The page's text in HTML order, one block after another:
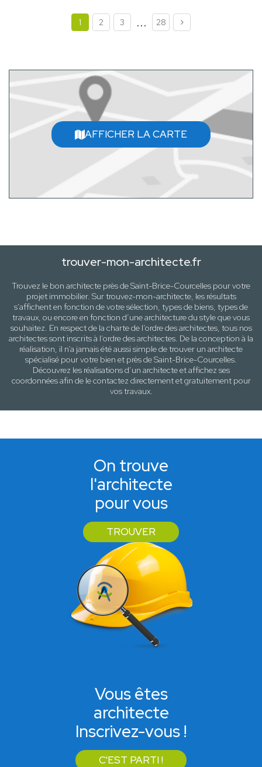
1 2 3 ... 28
AFFICHER LA CARTE
trouver-mon-architecte.fr
Trouvez le bon architecte près deSaint-Brice-Courcelles pour votre
projet immobilier. Sur trouvez-mon-architecte, les résultats
s’affichent en fonction de votre sélection, types de biens, types de
travaux, ou encore en fonction d’une architecturedu style que vous
souhaitez. En respect de la charte de l’ordre des architectes, tous nos
architectes sont inscrits à l’ordre des architectes. De la conception à la
réalisation, il n’a jamais été aussi simple de trouver un architecte
spécialisé pour votre bien et près deSaint-Brice-Courcelles.
Découvrez les réalisations d’un architecte et affichez ses
coordonnées afin de le contactez directement et gratuitement pour
vos travaux.
On trouve
l'architecte
pour vous
TROUVER
Vous êtes
architecte
Inscrivez-vous !
C'EST PARTI !